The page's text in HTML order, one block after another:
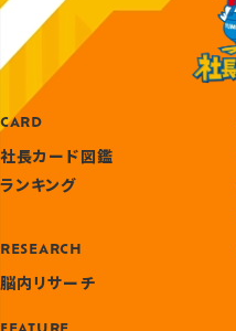
CARD
社長カード図鑑
ランキング
RESEARCH
脳内リサーチ